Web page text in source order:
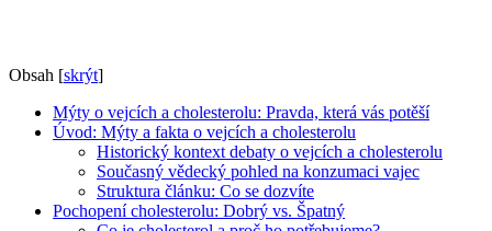
Obsah [skrýt]
Mýty o vejcích a cholesterolu: Pravda, která vás potěší
Úvod: Mýty a fakta o vejcích a cholesterolu
Historický kontext debaty o vejcích a cholesterolu
Současný vědecký pohled na konzumaci vajec
Struktura článku: Co se dozvíte
Pochopení cholesterolu: Dobrý vs. Špatný